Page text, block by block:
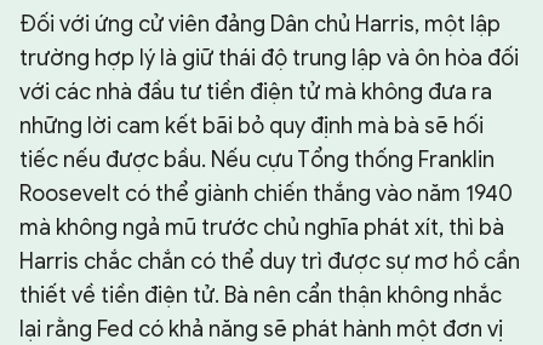
Đối với ứng cử viên đảng Dân chủ Harris, một lập
trường hợp lý là giữ thái độ trung lập và ôn hòa đối
với các nhà đầu tư tiền điện tử mà không đưa ra
những lời cam kết bãi bỏ quy định mà bà sẽ hối
tiếc nếu được bầu. Nếu cựu Tổng thống Franklin
Roosevelt có thể giành chiến thắng vào năm 1940
mà không ngả mũ trước chủ nghĩa phát xít, thì bà
Harris chắc chắn có thể duy trì được sự mơ hồ cần
thiết về tiền điện tử. Bà nên cẩn thận không nhắc
lại rằng Fed có khả năng sẽ phát hành một đơn vị